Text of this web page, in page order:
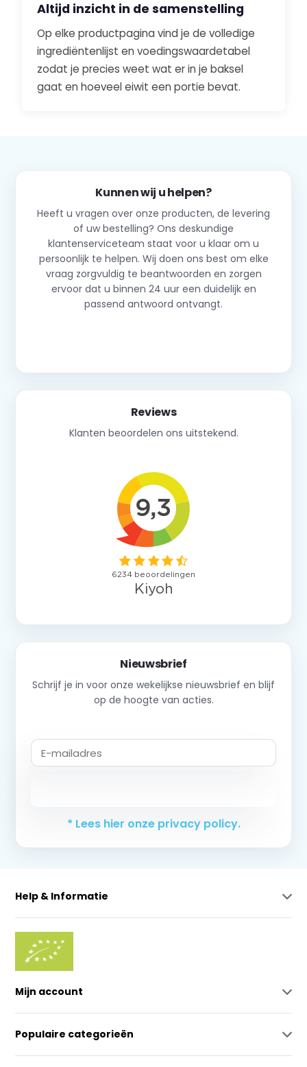
Altijd inzicht in de samenstelling
Op elke productpagina vind je de volledige
ingrediëntenlijst en voedingswaardetabel
zodat je precies weet wat er in je baksel
gaat en hoeveel eiwit een portie bevat.
Kunnen wij u helpen?
Heeft u vragen over onze producten, de levering
of uw bestelling? Ons deskundige
klantenserviceteam staat voor u klaar om u
persoonlijk te helpen. Wij doen ons best om elke
vraag zorgvuldig te beantwoorden en zorgen
ervoor dat u binnen 24 uur een duidelijk en
passend antwoord ontvangt.
Reviews
Klanten beoordelen ons uitstekend.
Nieuwsbrief
Schrijf je in voor onze wekelijkse nieuwsbrief en blijf
op de hoogte van acties.
* Lees hier onze privacy policy.
Help & Informatie
Mijn account
Populaire categorieën